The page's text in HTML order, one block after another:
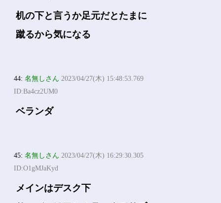
机の下と言うか足元だとたまに
蹴るから気になる
44:名無しさん 2023/04/27(木) 15:48:53.769
ID:Ba4cz2UM0
ベランダ
45:名無しさん 2023/04/27(木) 16:29:30.305
ID:O1gMJaKyd
メインはデスク下